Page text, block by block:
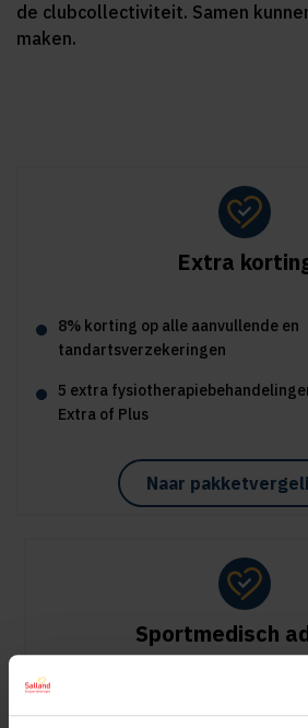
de clubcollectiviteit. Samen
maken.
Extra
8% korting op alle aanvullende en
tandartsverzekeringen
5 extra
Extra of Plus
Naar
Sportmedisch
Vergoeding tot €125 per